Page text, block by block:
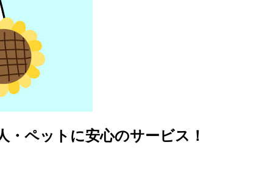
・ペットに安心のサービス！